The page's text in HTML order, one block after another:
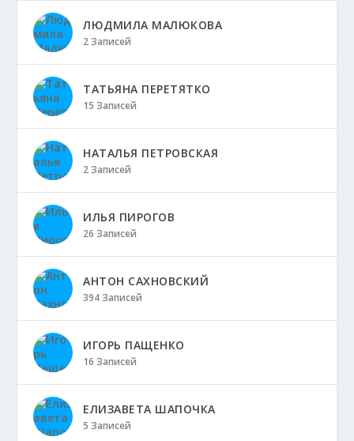
ЛЮДМИЛА МАЛЮКОВА
2 Записей
ТАТЬЯНА ПЕРЕТЯТКО
15 Записей
НАТАЛЬЯ ПЕТРОВСКАЯ
2 Записей
ИЛЬЯ ПИРОГОВ
26 Записей
АНТОН САХНОВСКИЙ
394 Записей
ИГОРЬ ПАЩЕНКО
16 Записей
ЕЛИЗАВЕТА ШАПОЧКА
5 Записей